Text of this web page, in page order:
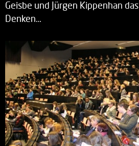
Geisbe und Jürgen Kippenhan
Denken…